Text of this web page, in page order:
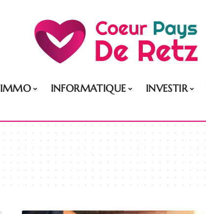
IMMO INFORMATIQUE INVESTIR